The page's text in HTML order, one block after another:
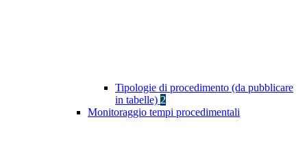
Tipologie di procedimento (da pubblicare
in tabelle) 2
Monitoraggio tempi procedimentali